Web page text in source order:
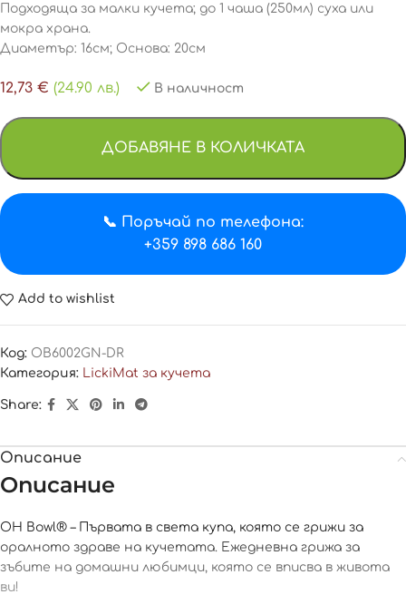
Подходящa за малки кучета; до 1 чаша (250мл) суха или
мокра храна.
Диаметър: 16см; Основа: 20см
12,73 € (24.90 лв.) В наличност
ДОБАВЯНЕ В КОЛИЧКАТА
📞 Поръчай по телефона:
+359 898 686 160
Add to wishlist
Код: OB6002GN-DR
Категория:
LickiMat за кучета
Share:
Описание
Описание
OH Bowl® – Първата в света купа, която се грижи за
оралното здраве на кучетата. Ежедневна грижа за
зъбите на домашни любимци, която се вписва в живота
ви!